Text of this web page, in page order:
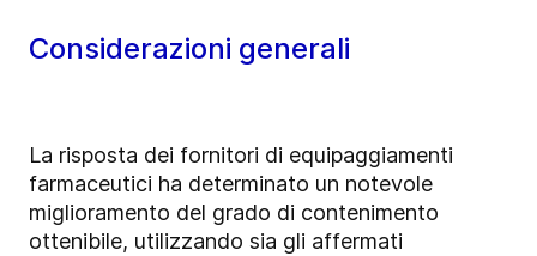
Considerazioni generali
La risposta dei fornitori di equipaggiamenti
farmaceutici ha determinato un notevole
miglioramento del grado di contenimento
ottenibile, utilizzando sia gli affermati